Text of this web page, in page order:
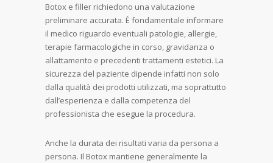
Botox e filler richiedono una valutazione
preliminare accurata. È fondamentale informare
il medico riguardo eventuali patologie, allergie,
terapie farmacologiche in corso, gravidanza o
allattamento e precedenti trattamenti estetici. La
sicurezza del paziente dipende infatti non solo
dalla qualità dei prodotti utilizzati, ma soprattutto
dall’esperienza e dalla competenza del
professionista che esegue la procedura.
Anche la durata dei risultati varia da persona a
persona. Il Botox mantiene generalmente la